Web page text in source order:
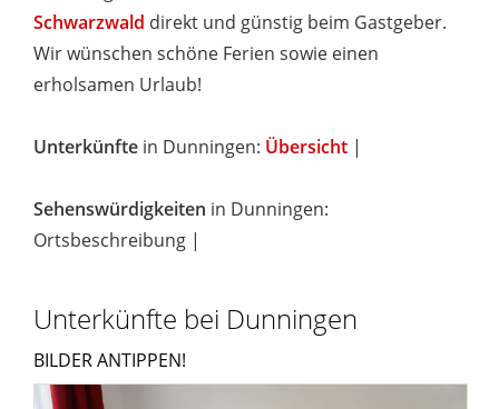
Schwarzwald direkt und günstig beim Gastgeber.
Wir wünschen schöne Ferien sowie einen
erholsamen Urlaub!
Unterkünfte in Dunningen: Übersicht |
Sehenswürdigkeiten in Dunningen:
Ortsbeschreibung |
Unterkünfte bei Dunningen
BILDER ANTIPPEN!